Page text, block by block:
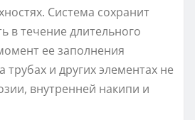
Система сохранит
в течение длительного
ее заполнения
трубах и других элементах не
внутренней накипи и